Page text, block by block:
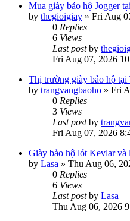
Mua giày bảo hộ Jogger
by thegioigiay » Fri Aug
0 Replies
6 Views
Last postby
Fri Aug 07, 2026
Thị trường giày bảo hộ tại
by trangvangbaoho » Fri
0 Replies
3 Views
Last postby
Fri Aug 07, 2026
Giày bảo hộ lót Kevlar và
by Lasa » Thu Aug 06,
0 Replies
6 Views
Last postby Lasa
Thu Aug 06, 2026